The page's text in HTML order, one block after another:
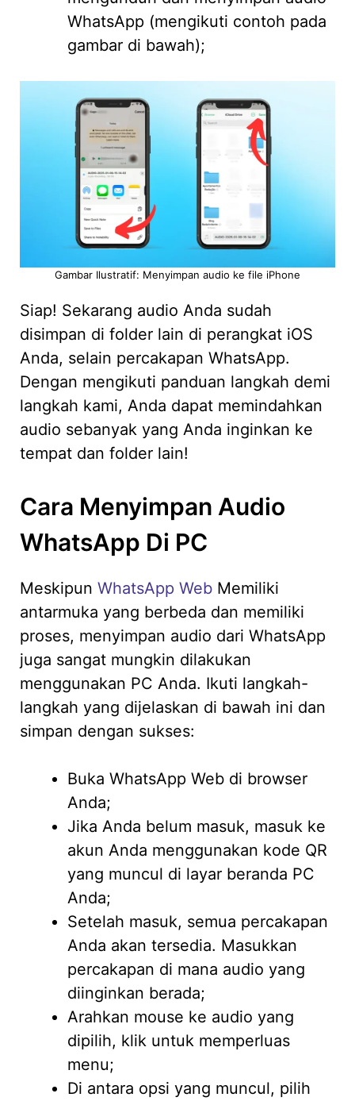
WhatsApp (mengikuti contoh pada
gambar di bawah);
Gambar Ilustratif: Menyimpan audio ke file iPhone
Siap! Sekarang audio Anda sudah
disimpan di folder lain di perangkat iOS
Anda, selain percakapan WhatsApp.
Dengan mengikuti panduan langkah demi
langkah kami, Anda dapat memindahkan
audio sebanyak yang Anda inginkan ke
tempat dan folder lain!
Cara Menyimpan Audio
WhatsApp Di PC
Meskipun WhatsApp Web Memiliki
antarmuka yang berbeda dan memiliki
proses, menyimpan audio dari WhatsApp
juga sangat mungkin dilakukan
menggunakan PC Anda. Ikuti langkah-
langkah yang dijelaskan di bawah ini dan
simpan dengan sukses:
Buka WhatsApp Web di browser
Anda;
Jika Anda belum masuk, masuk ke
akun Anda menggunakan kode QR
yang muncul di layar beranda PC
Anda;
Setelah masuk, semua percakapan
Anda akan tersedia. Masukkan
percakapan di mana audio yang
diinginkan berada;
Arahkan mouse ke audio yang
dipilih, klik untuk memperluas
menu;
Di antara opsi yang muncul, pilih